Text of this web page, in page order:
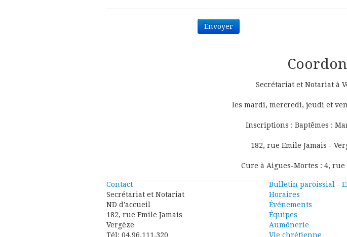
Envoyer
Secrétariat et Notariat à
les mardi, mercredi, jeudi et
Inscriptions : Baptêmes :
182, rue Emile Jamais -
Cure à Aigues-Mortes : 4,
Contact
Secrétariat et Notariat
ND d'accueil
182, rue Emile Jamais
Vergèze
Tél: 04.96.111.320
Bulletin paroissial -
Horaires
Événements
Équipes
Aumônerie
Vie chrétienne